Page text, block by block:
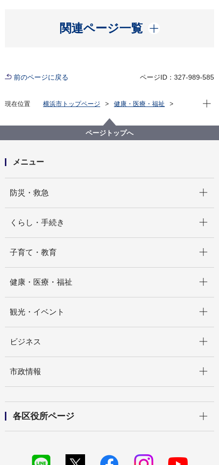
関連ページ一覧
開く
前のページに戻る ページID：327-989-585
現在位置 横浜市トップページ
健康・医療・福祉
障害者差別解消法への対応
精神障害
（障害者差別事例24）精神障害 その他
現在
ページトップへ
メニュー
防災・救急
くらし・手続き
子育て・教育
健康・医療・福祉
観光・イベント
ビジネス
市政情報
各区役所ページ